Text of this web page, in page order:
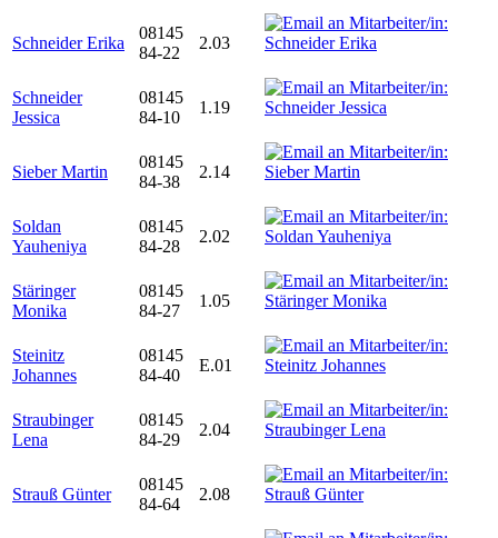
Schneider Erika
08145
84-22
2.03
Schneider
Jessica
08145
84-10
1.19
Sieber Martin
08145
84-38
2.14
Soldan
Yauheniya
08145
84-28
2.02
Stäringer
Monika
08145
84-27
1.05
Steinitz
Johannes
08145
84-40
E.01
Straubinger
Lena
08145
84-29
2.04
Strauß Günter
08145
84-64
2.08